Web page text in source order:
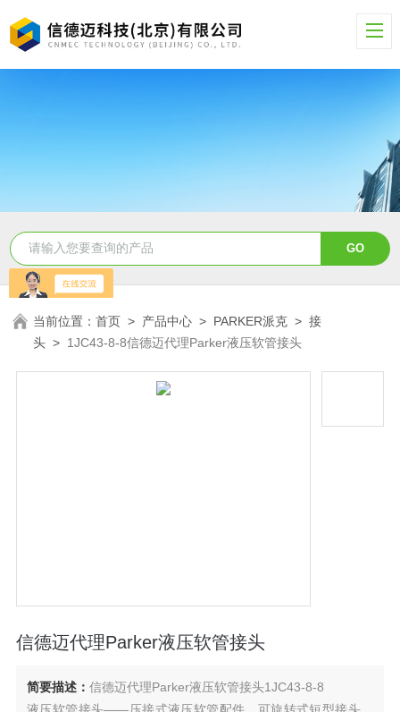
当前位置：首页 > 产品中心 > PARKER派克 >接
头 > 1JC43-8-8信德迈代理Parker液压软管接头
信德迈代理Parker液压软管接头
简要描述： 信德迈代理Parker液压软管接头1JC43-8-8
液压软管接头——压接式液压软管配件，可旋转式短型接头，